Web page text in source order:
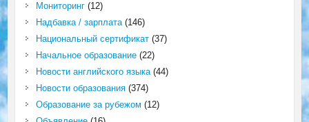
Мониторинг(12)
Надбавка / зарплата(146)
Национальный сертификат(37)
Начальное образование(22)
Новости английского языка(44)
Новости образования(374)
Образование за рубежом (12)